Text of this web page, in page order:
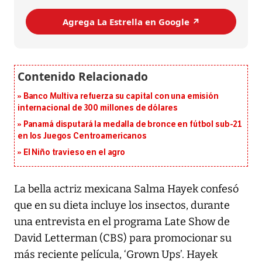
Agrega La Estrella en Google ↗️
Banco Multiva refuerza su capital con una emisión
internacional de 300 millones de dólares
Panamá disputará la medalla de bronce en fútbol sub-21
en los Juegos Centroamericanos
El Niño travieso en el agro
La bella actriz mexicana Salma Hayek confesó
que en su dieta incluye los insectos, durante
una entrevista en el programa Late Show de
David Letterman (CBS) para promocionar su
más reciente película, ‘Grown Ups’. Hayek